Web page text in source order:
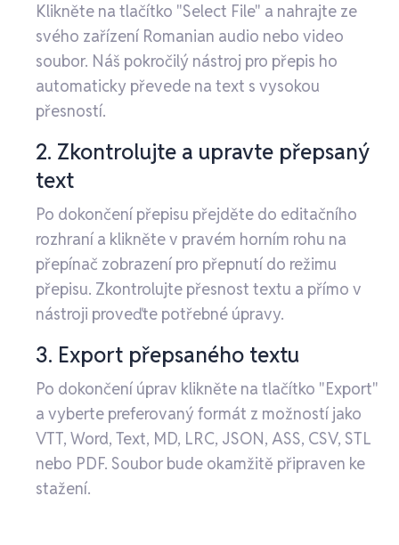
Klikněte na tlačítko "Select File" a nahrajte ze
svého zařízení Romanian audio nebo video
soubor. Náš pokročilý nástroj pro přepis ho
automaticky převede na text s vysokou
přesností.
2. Zkontrolujte a upravte přepsaný
text
Po dokončení přepisu přejděte do editačního
rozhraní a klikněte v pravém horním rohu na
přepínač zobrazení pro přepnutí do režimu
přepisu. Zkontrolujte přesnost textu a přímo v
nástroji proveďte potřebné úpravy.
3. Export přepsaného textu
Po dokončení úprav klikněte na tlačítko "Export"
a vyberte preferovaný formát z možností jako
VTT, Word, Text, MD, LRC, JSON, ASS, CSV, STL
nebo PDF. Soubor bude okamžitě připraven ke
stažení.